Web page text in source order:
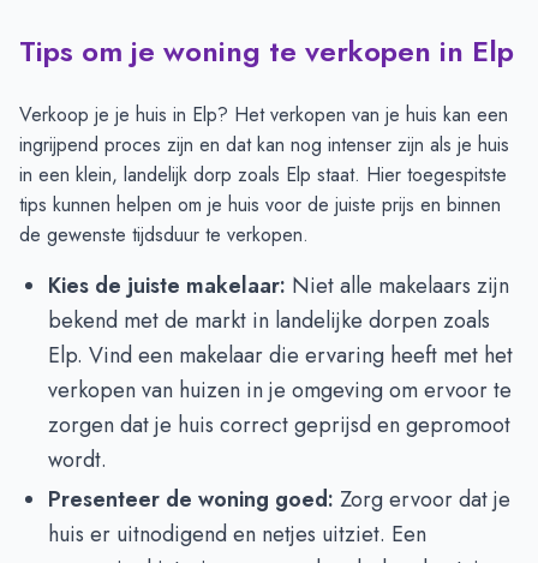
Tips om je woning te verkopen in Elp
Verkoop je je huis in Elp? Het verkopen van je huis kan een
ingrijpend proces zijn en dat kan nog intenser zijn als je huis
in een klein, landelijk dorp zoals Elp staat. Hier toegespitste
tips kunnen helpen om je huis voor de juiste prijs en binnen
de gewenste tijdsduur te verkopen.
Kies de juiste makelaar: Niet alle makelaars zijn
bekend met de markt in landelijke dorpen zoals
Elp. Vind een makelaar die ervaring heeft met het
verkopen van huizen in je omgeving om ervoor te
zorgen dat je huis correct geprijsd en gepromoot
wordt.
Presenteer de woning goed: Zorg ervoor dat je
huis er uitnodigend en netjes uitziet. Een